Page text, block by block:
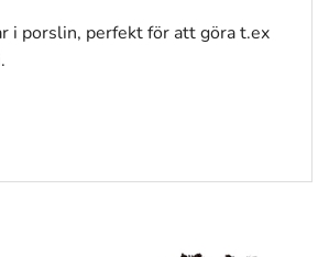
i porslin, perfekt för att göra t.ex